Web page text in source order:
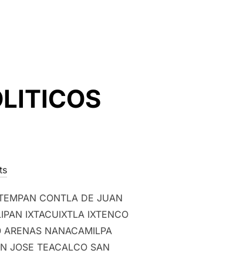
CONTLA DE JUAN
IXTACUIXTLA IXTENCO
NANACAMILPA
JOSE TEACALCO SAN